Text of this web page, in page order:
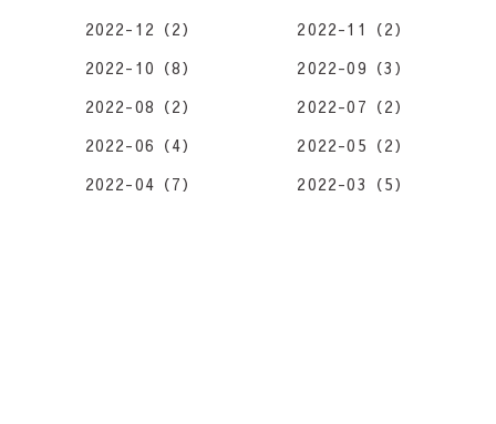
2022-12（2）
2022-11（2）
2022-10（8）
2022-09（3）
2022-08（2）
2022-07（2）
2022-06（4）
2022-05（2）
2022-04（7）
2022-03（5）